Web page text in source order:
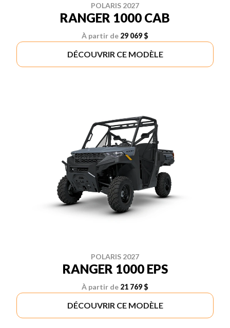
POLARIS 2027
RANGER 1000 CAB
À partir de 29 069 $
DÉCOUVRIR CE MODÈLE
POLARIS 2027
RANGER 1000 EPS
À partir de 21 769 $
DÉCOUVRIR CE MODÈLE